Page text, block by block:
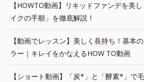
【HOWTO動画】リキッドファンデを美
イクの手順」を徹底解説！
【動画でレッスン】美しく長持ち！基本
ラー｜キレイをかなえるHOW TO動画
【ショート動画】「炭*」と「酵素*」で